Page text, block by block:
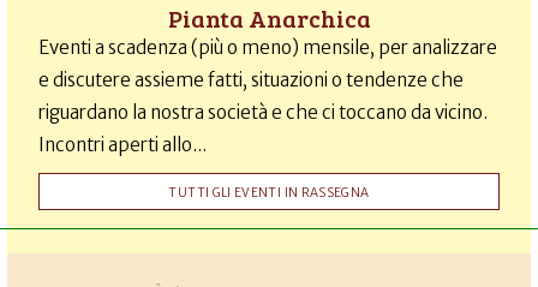
Pianta Anarchica
Eventi a scadenza (più o meno) mensile, per analizzare
e discutere assieme fatti, situazioni o tendenze che
riguardano la nostra società e che ci toccano da vicino.
Incontri aperti allo...
TUTTI GLI EVENTI IN RASSEGNA